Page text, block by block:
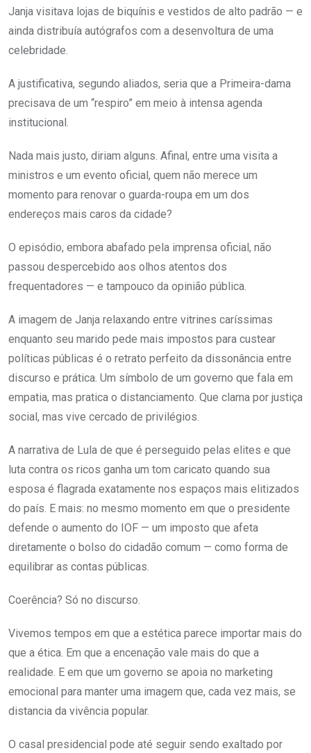
Janja visitava lojas de biquínis e vestidos de alto padrão — e
ainda distribuía autógrafos com a desenvoltura de uma
celebridade.
A justificativa, segundo aliados, seria que a Primeira-dama
precisava de um “respiro” em meio à intensa agenda
institucional.
Nada mais justo, diriam alguns. Afinal, entre uma visita a
ministros e um evento oficial, quem não merece um
momento para renovar o guarda-roupa em um dos
endereços mais caros da cidade?
O episódio, embora abafado pela imprensa oficial, não
passou despercebido aos olhos atentos dos
frequentadores — e tampouco da opinião pública.
A imagem de Janja relaxando entre vitrines caríssimas
enquanto seu marido pede mais impostos para custear
políticas públicas é o retrato perfeito da dissonância entre
discurso e prática. Um símbolo de um governo que fala em
empatia, mas pratica o distanciamento. Que clama por justiça
social, mas vive cercado de privilégios.
A narrativa de Lula de que é perseguido pelas elites e que
luta contra os ricos ganha um tom caricato quando sua
esposa é flagrada exatamente nos espaços mais elitizados
do país. E mais: no mesmo momento em que o presidente
defende o aumento do IOF — um imposto que afeta
diretamente o bolso do cidadão comum — como forma de
equilibrar as contas públicas.
Coerência? Só no discurso.
Vivemos tempos em que a estética parece importar mais do
que a ética. Em que a encenação vale mais do que a
realidade. E em que um governo se apoia no marketing
emocional para manter uma imagem que, cada vez mais, se
distancia da vivência popular.
O casal presidencial pode até seguir sendo exaltado por